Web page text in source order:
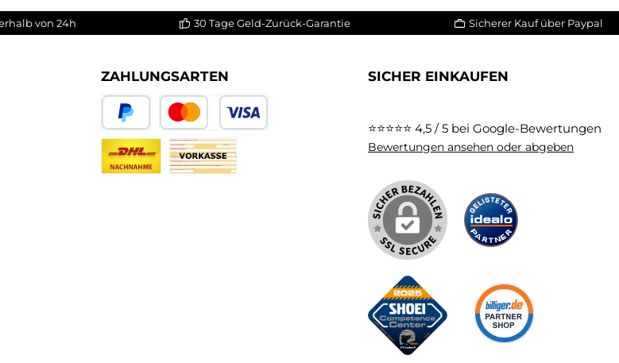
von 24h 30 Tage Geld-Zurück-Garantie Sicherer Kauf über Paypal
ZAHLUNGSARTEN
PayPal Kredit- oder Debitkarte
SICHER EINKAUFEN
⭐⭐⭐⭐⭐ 4,5 / 5 bei Google-Bewertungen
Bewertungen ansehen oder abgeben